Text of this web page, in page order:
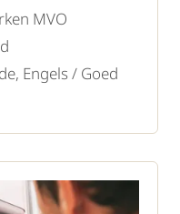
zoeken
MVO
Engels / Goed